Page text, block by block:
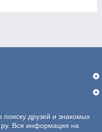
друзей и знакомых
Вся информация на